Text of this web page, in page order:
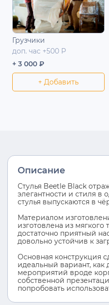
Грузчики
доп. час +500 Р
+ 3 000 ₽
+ Добавить
Описание
Стулья Beetle Black
элегантности и стиля
стулья выпускаются в
Материалом
изготовлена из мягкого
достаточно приятный
довольно устойчив к
Основная конструкция
идеальный вариант, как
мероприятий вроде
собственной
попробовать